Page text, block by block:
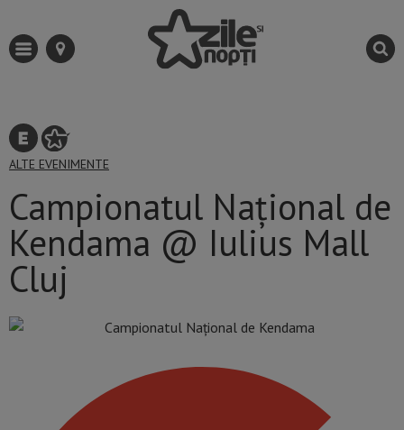
ALTE EVENIMENTE
Campionatul Național de
Kendama @ Iulius Mall
Cluj